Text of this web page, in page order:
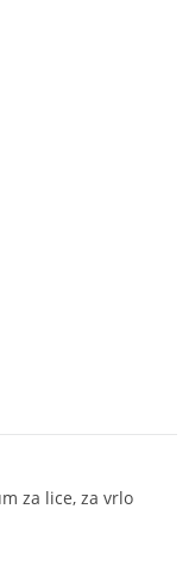
za lice, za vrlo